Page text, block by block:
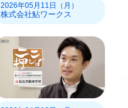
2026年05月11日（月）
株式会社鮎ワークス